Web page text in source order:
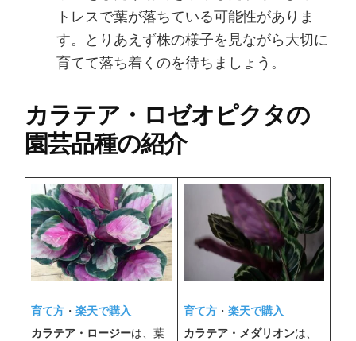
トレスで葉が落ちている可能性がありま
す。とりあえず株の様子を見ながら大切に
育てて落ち着くのを待ちましょう。
カラテア・ロゼオピクタの
園芸品種の紹介
育て方 ・楽天で購入
カラテア・ロージーは、葉
育て方 ・楽天で購入
カラテア・メダリオンは、